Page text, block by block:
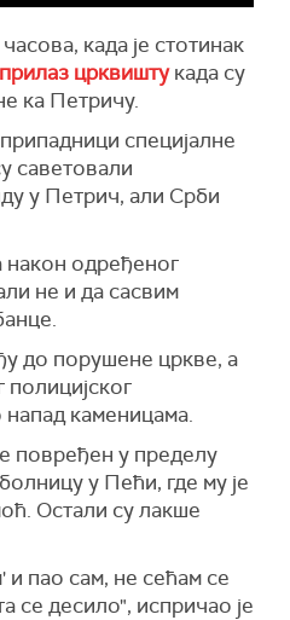
када је стотинак
црквиштукада су
ка Петричу.
специјалне
саветовали
у Петрич, али Срби
након одређеног
не и да сасвим
до порушене цркве, а
полицијског
каменицама.
повређен у пределу
у Пећи, где му је
Остали су лакше
пао сам, не сећам се
се десило", испричао је